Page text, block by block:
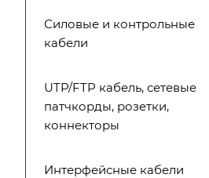
Силовые и контрольные
кабели
UTP/FTP кабель, сетевые
патчкорды, розетки,
коннекторы
Интерфейсные кабели